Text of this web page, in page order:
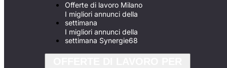
Offerte di lavoro Milano
I migliori annunci della
settimana
I migliori annunci della
settimana Synergie68